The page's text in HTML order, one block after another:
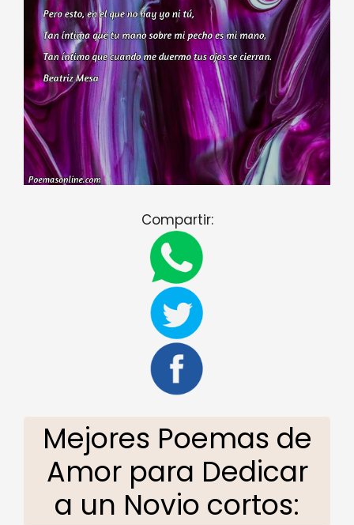
Compartir:
Mejores Poemas de
Amor para Dedicar
a un Novio cortos: